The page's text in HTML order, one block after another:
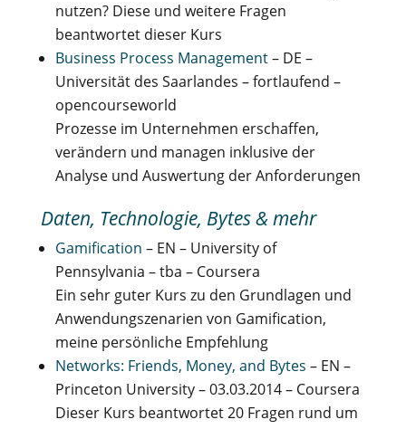
nutzen? Diese und weitere Fragen
beantwortet dieser Kurs
Business Process Management– DE –
Universität des Saarlandes – fortlaufend –
opencourseworld
Prozesse im Unternehmen erschaffen,
verändern und managen inklusive der
Analyse und Auswertung der Anforderungen
Daten, Technologie, Bytes & mehr
Gamification – EN – University of
Pennsylvania – tba – Coursera
Ein sehr guter Kurs zu den Grundlagen und
Anwendungszenarien von Gamification,
meine persönliche Empfehlung
Networks: Friends, Money, and Bytes – EN –
Princeton University – 03.03.2014 – Coursera
Dieser Kurs beantwortet 20 Fragen rund um